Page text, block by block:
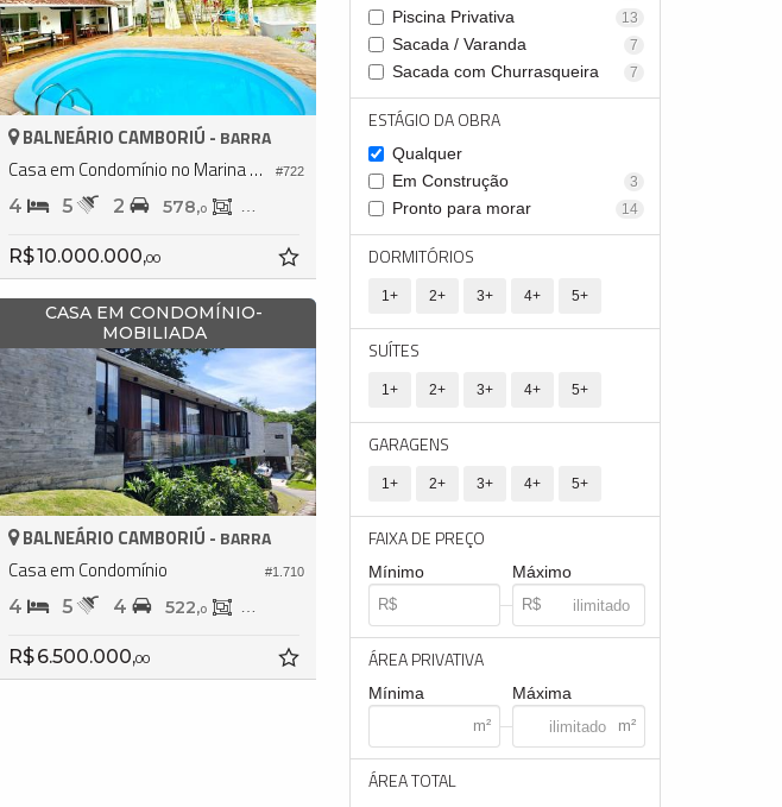
Piscina Privativa 13
Sacada / Varanda 7
Sacada com Churrasqueira 7
ESTÁGIO DA OBRA
Qualquer
Em Construção
3
Pronto para morar 14
DORMITÓRIOS
1+ 2+ 3+ 4+ 5+
SUÍTES
1+ 2+ 3+ 4+ 5+
GARAGENS
1+ 2+ 3+ 4+ 5+
FAIXA DE PREÇO
Mínimo Máximo
ÁREA PRIVATIVA
Mínima Máxima
ÁREA TOTAL
#722
BALNEÁRIO CAMBORIÚ - BARRA
Casa em Condomínio no Marina Camboriú
4 5 2 578,0 300,
R$ 10.000.000,00
CASA EM CONDOMÍNIO-
MOBILIADA
#1.710
BALNEÁRIO CAMBORIÚ - BARRA
Casa em Condomínio
4 5 4 522,0 437,
R$ 6.500.000,00